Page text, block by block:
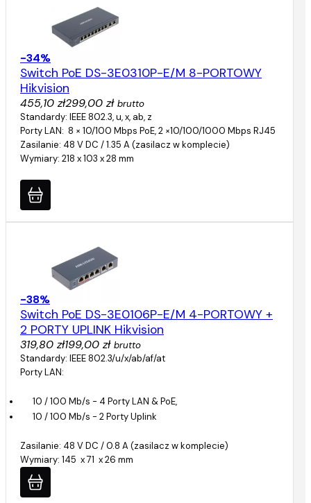
-34%
Switch PoE DS-3E0310P-E/M 8-PORTOWY
Hikvision
455,10 zł299,00 zł brutto
Standardy: IEEE 802.3, u, x, ab, z
Porty LAN: 8 × 10/100 Mbps PoE, 2 ×10/100/1000 Mbps RJ45
Zasilanie: 48 V DC / 1.35 A (zasilacz w komplecie)
Wymiary: 218 x 103 x 28 mm
-38%
Switch PoE DS-3E0106P-E/M 4-PORTOWY +
2 PORTY UPLINK Hikvision
319,80 zł199,00 zł brutto
Standardy: IEEE 802.3/u/x/ab/af/at
Porty LAN:
10 / 100 Mb/s - 4 Porty LAN & PoE,
10 / 100 Mb/s - 2 Porty Uplink
Zasilanie: 48 V DC / 0.8 A (zasilacz w komplecie)
Wymiary: 145 x 71 x 26 mm